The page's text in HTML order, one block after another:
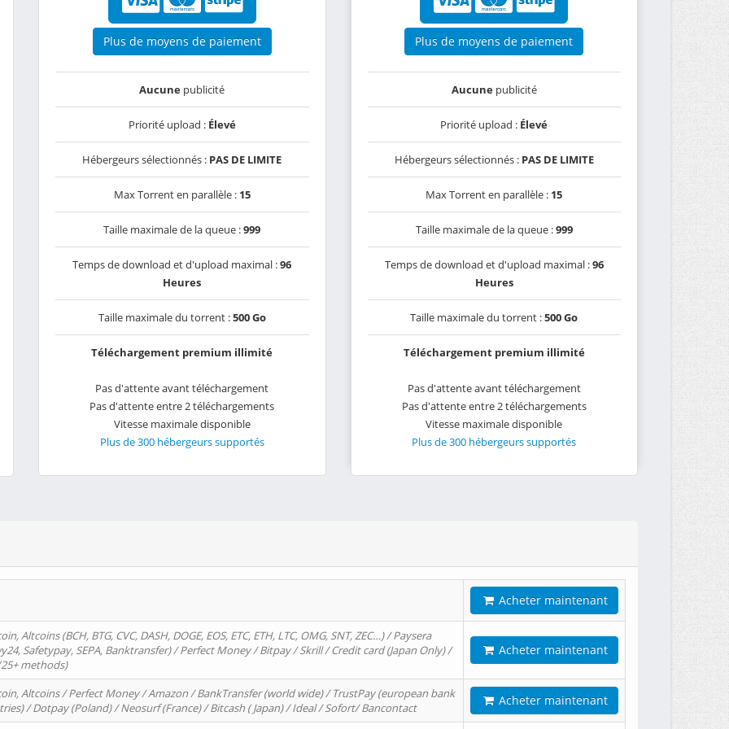
Plus de moyens de paiement
Aucune publicité
Priorité upload : Élevé
Hébergeurs sélectionnés : PAS DE LIMITE
Max Torrent en parallèle : 15
Taille maximale de la queue :999
Temps de download et d'upload maximal :96
Heures
Taille maximale du torrent :500 Go
Téléchargement premium illimité
Pas d'attente avant téléchargement
Pas d'attente entre 2 téléchargements
Vitesse maximale disponible
Plus de 300 hébergeurs supportés
Plus de moyens de paiement
Aucunepublicité
Priorité upload : Élevé
Hébergeurs sélectionnés : PAS DE LIMITE
Max Torrent en parallèle : 15
Taille maximale de la queue :999
Temps de download et d'upload maximal :96
Heures
Taille maximale du torrent :500 Go
Téléchargement premium illimité
Pas d'attente avant téléchargement
Pas d'attente entre 2 téléchargements
Vitesse maximale disponible
Plus de 300 hébergeurs supportés
Acheter maintenant
Altcoins (BCH, BTG, CVC, DASH, DOGE, EOS, ETC, ETH, LTC, OMG, SNT, ZEC…) / Paysera
Safetypay, SEPA, Banktransfer) / Perfect Money / Bitpay / Skrill / Credit card (Japan Only) /
methods)
Acheter maintenant
Altcoins / Perfect Money / Amazon / BankTransfer (world wide) / TrustPay (european bank
/ Dotpay (Poland) / Neosurf (France) / Bitcash ( Japan) / Ideal / Sofort/ Bancontact
Acheter maintenant